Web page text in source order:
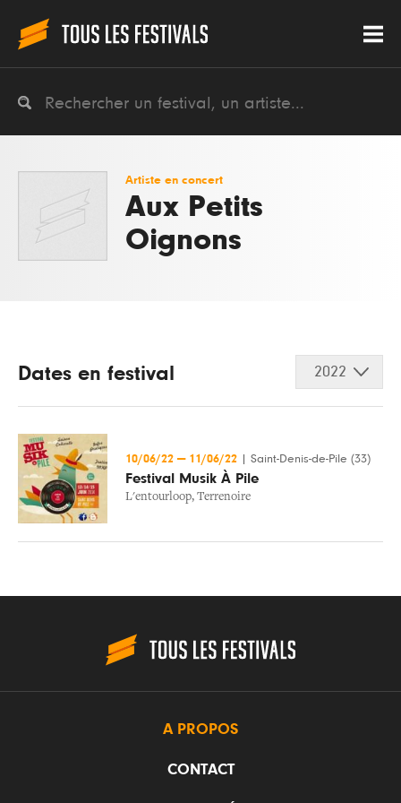
Artiste en concert
Aux Petits
Oignons
Dates en festival 2022
10/06/22 — 11/06/22 Saint-Denis-de-Pile (33)
Festival Musik À Pile
L'entourloop, Terrenoire
A PROPOS
CONTACT